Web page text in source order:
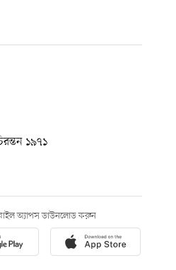
১৯৭১
অ্যাপস ডাউনলোড করুন